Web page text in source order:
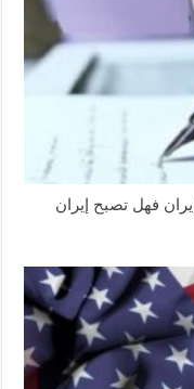
فهل تصبح إيران